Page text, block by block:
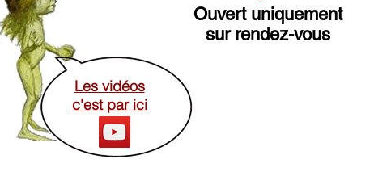
Ouvert uniquement
sur rendez-vous
Les vidéos
c'est par ici